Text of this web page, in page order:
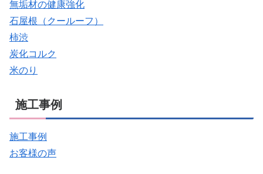
無垢材の健康強化
石屋根（クールーフ）
柿渋
炭化コルク
米のり
施工事例
施工事例
お客様の声